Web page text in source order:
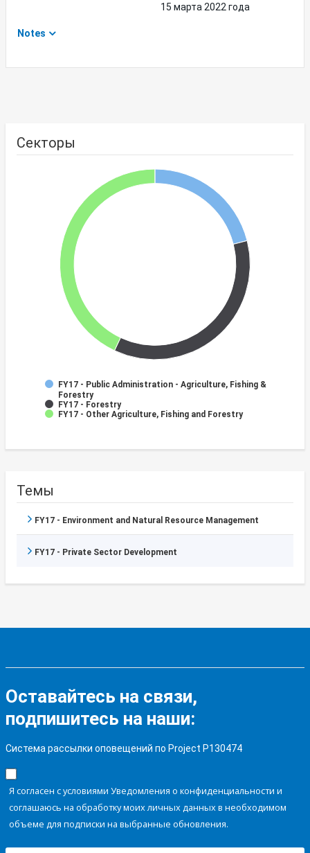
15 марта 2022 года
Notes
Секторы
FY17 - Public Administration - Agriculture, Fishing &
Forestry
FY17 - Forestry
FY17 - Other Agriculture, Fishing and Forestry
Темы
FY17 - Environment and Natural Resource Management
FY17 - Private Sector Development
Оставайтесь на связи,
подпишитесь на наши:
Система рассылки оповещений по Project P130474
Я согласен с условиями Уведомления о конфиденциальности и
соглашаюсь на обработку моих личных данных в необходимом
объеме для подписки на выбранные обновления.